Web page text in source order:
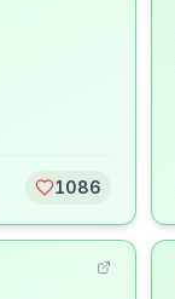
1086